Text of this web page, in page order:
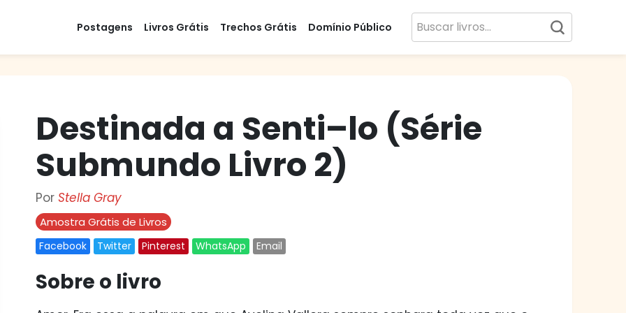
Postagens Livros Grátis Trechos Grátis Domínio Público
Destinada a Senti–lo (Série
Submundo Livro 2)
Por Stella Gray
Amostra Grátis de Livros
Facebook Twitter Pinterest WhatsApp Email
Sobre o livro